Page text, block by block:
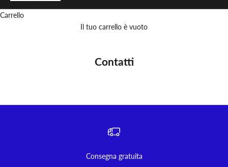
Carrello
Il tuo carrello è vuoto
Contatti
Consegna gratuita